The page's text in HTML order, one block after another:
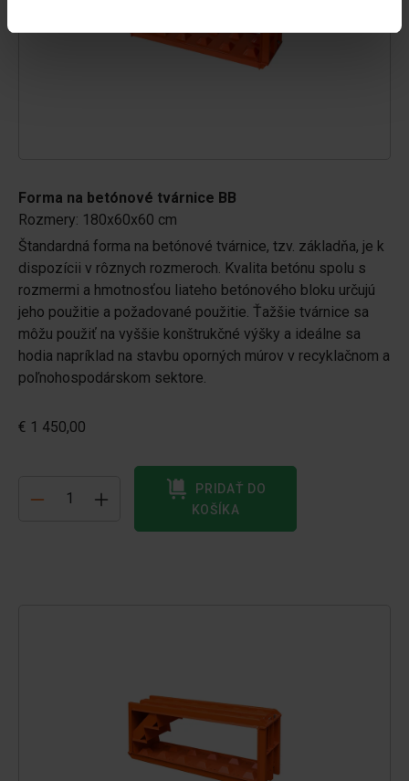
Forma na betónové tvárnice BB
Rozmery: 180x60x60 cm
Štandardná forma na betónové tvárnice, tzv. základňa, je k
dispozícii v rôznych rozmeroch. Kvalita betónu spolu s
rozmermi a hmotnosťou liateho betónového bloku určujú
jeho použitie a požadované použitie. Ťažšie tvárnice sa
môžu použiť na vyššie konštrukčné výšky a ideálne sa
hodia napríklad na stavbu oporných múrov v recyklačnom a
poľnohospodárskom sektore.
€ 1 450,00
KOŠÍKA